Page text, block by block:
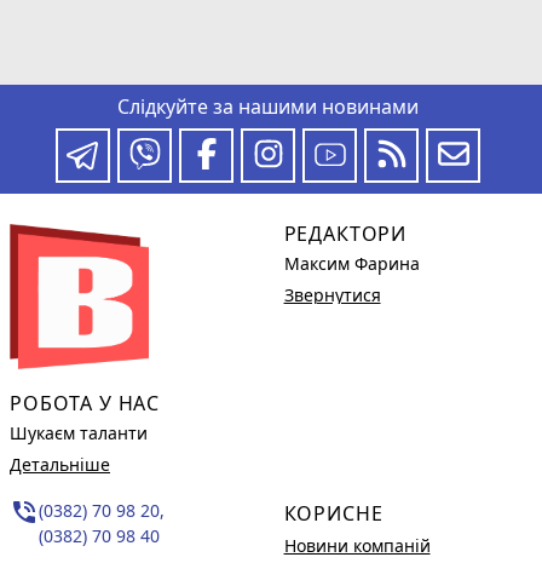
Слідкуйте за нашими новинами
РОБОТА У НАС
Шукаєм таланти
Детальніше
phone_in_talk(0382) 70 98 20,
(0382) 70 98 40
РЕДАКТОРИ
Максим Фарина
Звернутися
КОРИСНЕ
Новини компаній